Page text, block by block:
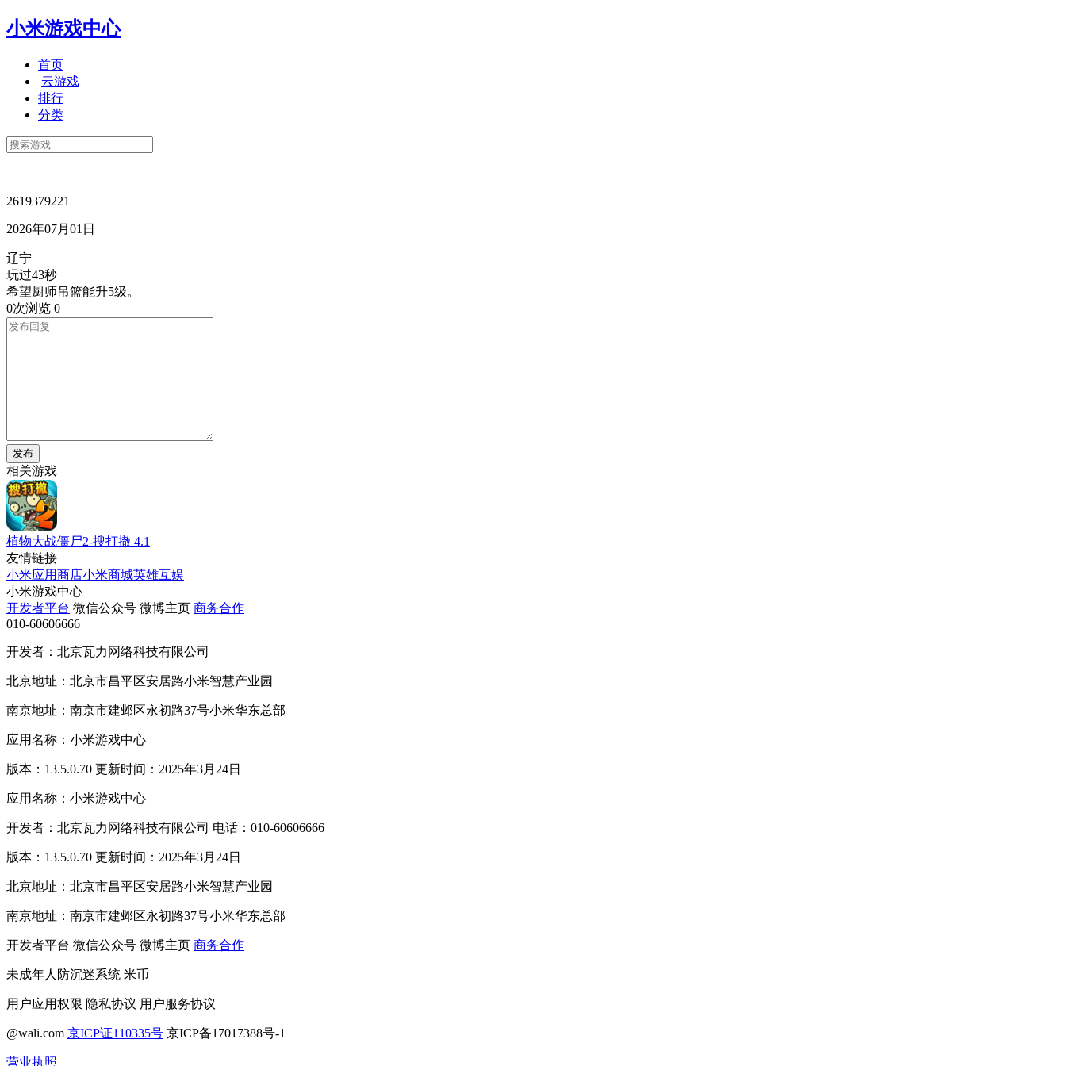
小米游戏中心
首页
云游戏
排行
分类
2619379221
2026年07月01日
辽宁
玩过43秒
希望厨师吊篮能升5级。
0次浏览 0
发布
相关游戏
植物大战僵尸2-搜打撤 4.1
友情链接
小米应用商店小米商城英雄互娱
小米游戏中心
开发者平台 微信公众号 微博主页 商务合作
010-60606666
开发者：北京瓦力网络科技有限公司
北京地址：北京市昌平区安居路小米智慧产业园
南京地址：南京市建邺区永初路37号小米华东总部
应用名称：小米游戏中心
版本：13.5.0.70 更新时间：2025年3月24日
应用名称：小米游戏中心
开发者：北京瓦力网络科技有限公司 电话：010-60606666
版本：13.5.0.70 更新时间：2025年3月24日
北京地址：北京市昌平区安居路小米智慧产业园
南京地址：南京市建邺区永初路37号小米华东总部
开发者平台 微信公众号 微博主页 商务合作
未成年人防沉迷系统 米币
用户应用权限 隐私协议 用户服务协议
@wali.com 京ICP证110335号 京ICP备17017388号-1
营业执照